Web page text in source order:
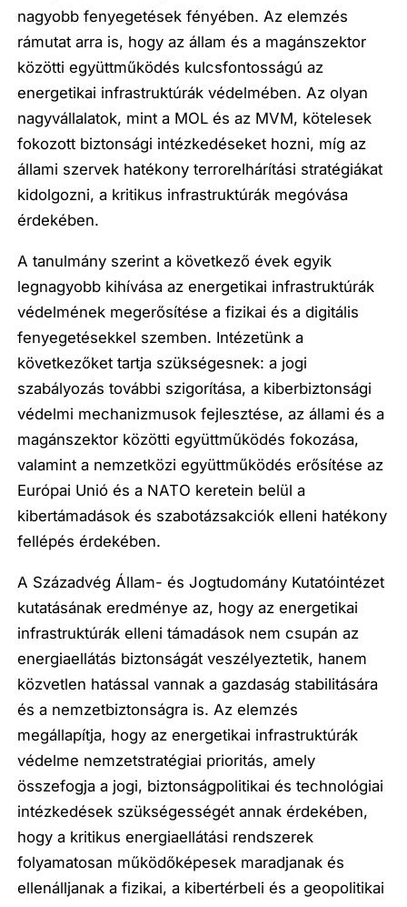
nagyobb fenyegetések fényében. Az elemzés
rámutat arra is, hogy az állam és a magánszektor
közötti együttműködés kulcsfontosságú az
energetikai infrastruktúrák védelmében. Az olyan
nagyvállalatok, mint a MOL és az MVM, kötelesek
fokozott biztonsági intézkedéseket hozni, míg az
állami szervek hatékony terrorelhárítási stratégiákat
kidolgozni, a kritikus infrastruktúrák megóvása
érdekében.
A tanulmány szerint a következő évek egyik
legnagyobb kihívása az energetikai infrastruktúrák
védelmének megerősítése a fizikai és a digitális
fenyegetésekkel szemben. Intézetünk a
következőket tartja szükségesnek: a jogi
szabályozás további szigorítása, a kiberbiztonsági
védelmi mechanizmusok fejlesztése, az állami és a
magánszektor közötti együttműködés fokozása,
valamint a nemzetközi együttműködés erősítése az
Európai Unió és a NATO keretein belül a
kibertámadások és szabotázsakciók elleni hatékony
fellépés érdekében.
A Századvég Állam- és Jogtudomány Kutatóintézet
kutatásának eredménye az, hogy az energetikai
infrastruktúrák elleni támadások nem csupán az
energiaellátás biztonságát veszélyeztetik, hanem
közvetlen hatással vannak a gazdaság stabilitására
és a nemzetbiztonságra is. Az elemzés
megállapítja, hogy az energetikai infrastruktúrák
védelme nemzetstratégiai prioritás, amely
összefogja a jogi, biztonságpolitikai és technológiai
intézkedések szükségességét annak érdekében,
hogy a kritikus energiaellátási rendszerek
folyamatosan működőképesek maradjanak és
ellenálljanak a fizikai, a kibertérbeli és a geopolitikai